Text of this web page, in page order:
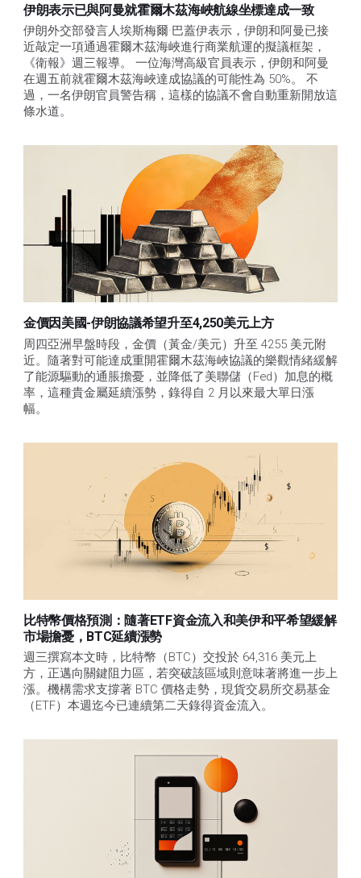
伊朗表示已與阿曼就霍爾木茲海峽航線坐標達成一致
伊朗外交部發言人埃斯梅爾·巴蓋伊表示，伊朗和阿曼已接
近敲定一項通過霍爾木茲海峽進行商業航運的擬議框架，
《衛報》週三報導。 一位海灣高級官員表示，伊朗和阿曼
在週五前就霍爾木茲海峽達成協議的可能性為 50%。 不
過，一名伊朗官員警告稱，這樣的協議不會自動重新開放這
條水道。
金價因美國-伊朗協議希望升至4,250美元上方
周四亞洲早盤時段，金價（黃金/美元）升至 4255 美元附
近。隨著對可能達成重開霍爾木茲海峽協議的樂觀情緒緩解
了能源驅動的通脹擔憂，並降低了美聯儲（Fed）加息的概
率，這種貴金屬延續漲勢，錄得自 2 月以來最大單日漲
幅。
比特幣價格預測：隨著ETF資金流入和美伊和平希望緩解
市場擔憂，BTC延續漲勢
週三撰寫本文時，比特幣（BTC）交投於 64,316 美元上
方，正邁向關鍵阻力區，若突破該區域則意味著將進一步上
漲。機構需求支撐著 BTC 價格走勢，現貨交易所交易基金
（ETF）本週迄今已連續第二天錄得資金流入。